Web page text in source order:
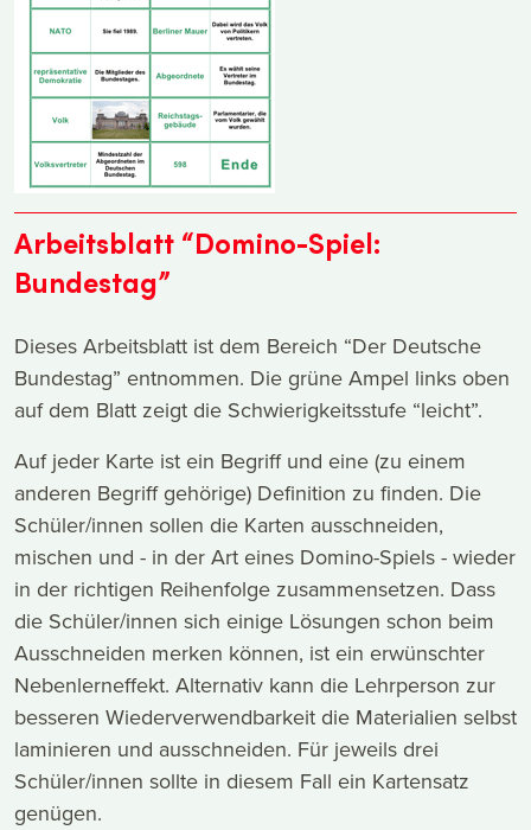
Arbeitsblatt “Domino-Spiel:
Bundestag”
Dieses Arbeitsblatt ist dem Bereich “Der Deutsche
Bundestag” entnommen. Die grüne Ampel links oben
auf dem Blatt zeigt die Schwierigkeitsstufe “leicht”.
Auf jeder Karte ist ein Begriff und eine (zu einem
anderen Begriff gehörige) Definition zu finden. Die
Schüler/innen sollen die Karten ausschneiden,
mischen und - in der Art eines Domino-Spiels - wieder
in der richtigen Reihenfolge zusammensetzen. Dass
die Schüler/innen sich einige Lösungen schon beim
Ausschneiden merken können, ist ein erwünschter
Nebenlerneffekt. Alternativ kann die Lehrperson zur
besseren Wiederverwendbarkeit die Materialien selbst
laminieren und ausschneiden. Für jeweils drei
Schüler/innen sollte in diesem Fall ein Kartensatz
genügen.